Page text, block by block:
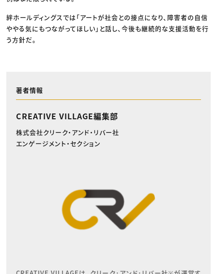
絆ホールディングスでは「アートが社会との接点になり、障害者の自信
ややる気にもつながってほしい」と話し、今後も継続的な支援活動を行
う方針だ。
著者情報
CREATIVE VILLAGE編集部
株式会社クリーク・アンド・リバー社
エンゲージメント・セクション